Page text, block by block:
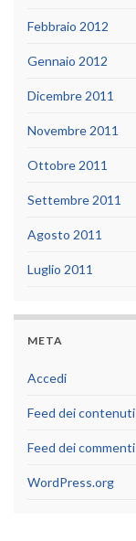
Febbraio 2012
Gennaio 2012
Dicembre 2011
Novembre 2011
Ottobre 2011
Settembre 2011
Agosto 2011
Luglio 2011
META
Accedi
Feed dei contenuti
Feed dei commenti
WordPress.org